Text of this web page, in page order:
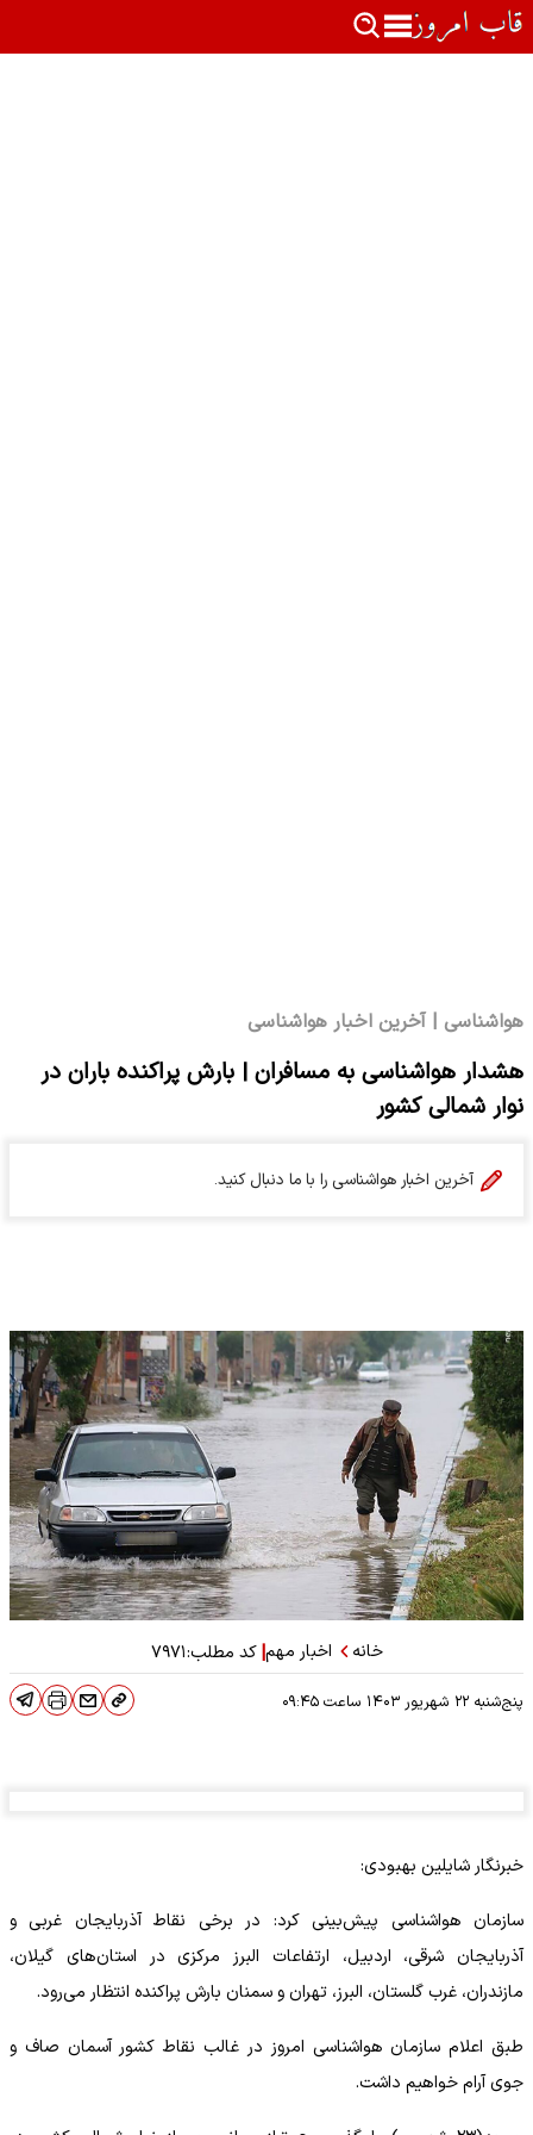
هواشناسی | آخرین اخبار هواشناسی
هشدار هواشناسی به مسافران | بارش پراکنده باران در
نوار شمالی کشور
آخرین اخبار هواشناسی را با ما دنبال کنید.
خانه اخبار مهم| کد مطلب:۷۹۷۱
پنج‌شنبه ۲۲ شهریور ۱۴۰۳ ساعت
خبرنگار شایلین بهبودی:
سازمان هواشناسی پیش‌بینی کرد: در برخی نقاط آذربایجان غربی و
آذربایجان شرقی، اردبیل، ارتفاعات البرز مرکزی در استان‌های گیلان،
مازندران، غرب گلستان، البرز، تهران و سمنان بارش پراکنده انتظار می‌رود.
طبق اعلام سازمان هواشناسی امروز در غالب نقاط کشور آسمان صاف و
جوی آرام خواهیم داشت.